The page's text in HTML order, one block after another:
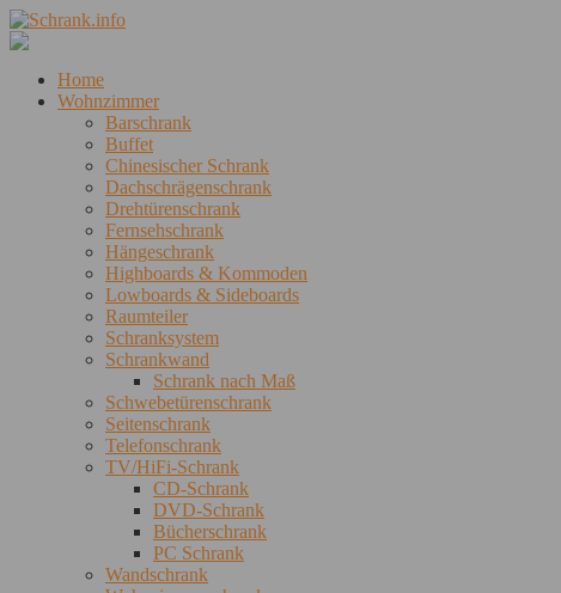
Home
Wohnzimmer
Barschrank
Buffet
Chinesischer Schrank
Dachschrägenschrank
Drehtürenschrank
Fernsehschrank
Hängeschrank
Highboards & Kommoden
Lowboards & Sideboards
Raumteiler
Schranksystem
Schrankwand
Schrank nach Maß
Schwebetürenschrank
Seitenschrank
Telefonschrank
TV/HiFi-Schrank
CD-Schrank
DVD-Schrank
Bücherschrank
PC Schrank
Wandschrank